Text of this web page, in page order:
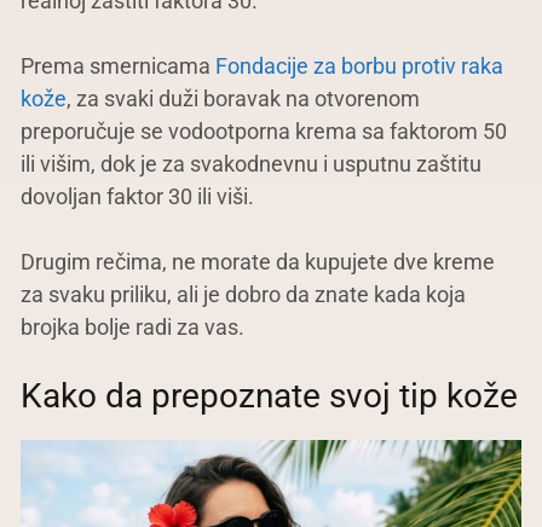
Prema smernicama Fondacije za borbu protiv raka
kože, za svaki duži boravak na otvorenom
preporučuje se vodootporna krema sa faktorom 50
ili višim, dok je za svakodnevnu i usputnu zaštitu
dovoljan faktor 30 ili viši.
Drugim rečima, ne morate da kupujete dve kreme
za svaku priliku, ali je dobro da znate kada koja
brojka bolje radi za vas.
Kako da prepoznate svoj tip kože